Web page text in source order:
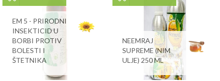
EM 5 - PRIRODNI
INSEKTICID U
BORBI PROTIV
BOLESTI I
ŠTETNIKA
NEEMRAJ
SUPREME (NIM
ULJE) 250 ML